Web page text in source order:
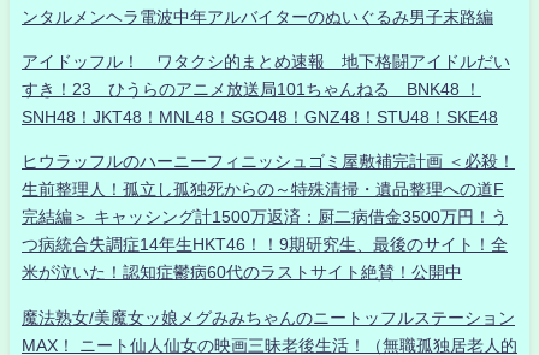
ンタルメンヘラ電波中年アルバイターのぬいぐるみ男子末路編
アイドッフル！ ワタクシ的まとめ速報 地下格闘アイドルだい
すき！23 ひうらのアニメ放送局101ちゃんねる BNK48 ！
SNH48！JKT48！MNL48！SGO48！GNZ48！STU48！SKE48
ヒウラッフルのハーニーフィニッシュゴミ屋敷補完計画 ＜必殺！
生前整理人！孤立し孤独死からの～特殊清掃・遺品整理への道F
完結編＞ キャッシング計1500万返済：厨二病借金3500万円！う
つ病統合失調症14年生HKT46！！9期研究生、最後のサイト！全
米が泣いた！認知症鬱病60代のラストサイト絶賛！公開中
魔法熟女/美魔女ッ娘メグみみちゃんのニートッフルステーション
MAX！ ニート仙人仙女の映画三昧老後生活！（無職孤独居老人的